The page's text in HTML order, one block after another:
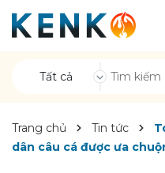
Tất cả
Trang chủ Tin tức
dân câu cá được ưa